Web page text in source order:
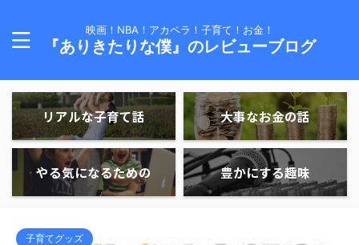
映画！NBA！アカペラ！子育て！お金！
『ありきたりな僕』のレビューブログ
リアルな子育て話 大事なお金の話
やる気になるための 豊かにする趣味
子育てグッズ